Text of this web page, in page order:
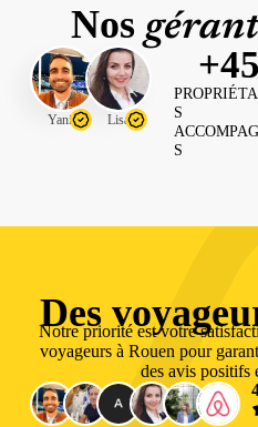
Nos
Yanis Lisa
+45
S
S
Des
Notre priorité est votre
voyageurs à Rouen pour
des avis positifs